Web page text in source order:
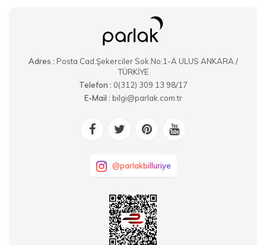
Adres : Posta Cad.Şekerciler Sok.No:1-A ULUS ANKARA /
TÜRKİYE
Telefon : 0(312) 309 13 98/17
E-Mail : bilgi@parlak.com.tr
@parlakbilluriye